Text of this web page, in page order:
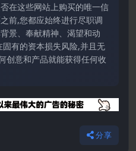
在这些网站上购买的唯一信
前,您都应始终进行尽职调
景、奉献精神、渴望和动
有的资本损失风险,并且无
创意和产品就能获得任何收
分享